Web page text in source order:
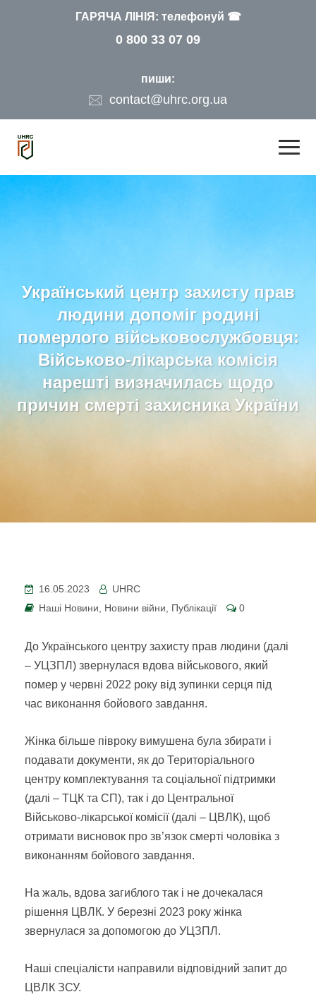
ГАРЯЧА ЛІНІЯ: телефонуй ☎
0 800 33 07 09
пиши:
contact@uhrc.org.ua
Український центр захисту прав
людини допоміг родині
померлого військовослужбовця:
Військово-лікарська комісія
нарешті визначилась щодо
причин смерті захисника України
16.05.2023
UHRC
Наші Новини, Новини війни, Публікації 0
До Українського центру захисту прав людини (далі
– УЦЗПЛ) звернулася вдова військового, який
помер у червні 2022 року від зупинки серця під
час виконання бойового завдання.
Жінка більше півроку вимушена була збирати і
подавати документи, як до Територіального
центру комплектування та соціальної підтримки
(далі – ТЦК та СП), так і до Центральної
Військово-лікарської комісії (далі – ЦВЛК), щоб
отримати висновок про зв’язок смерті чоловіка з
виконанням бойового завдання.
На жаль, вдова загиблого так і не дочекалася
рішення ЦВЛК. У березні 2023 року жінка
звернулася за допомогою до УЦЗПЛ.
Наші спеціалісти направили відповідний запит до
ЦВЛК ЗСУ.